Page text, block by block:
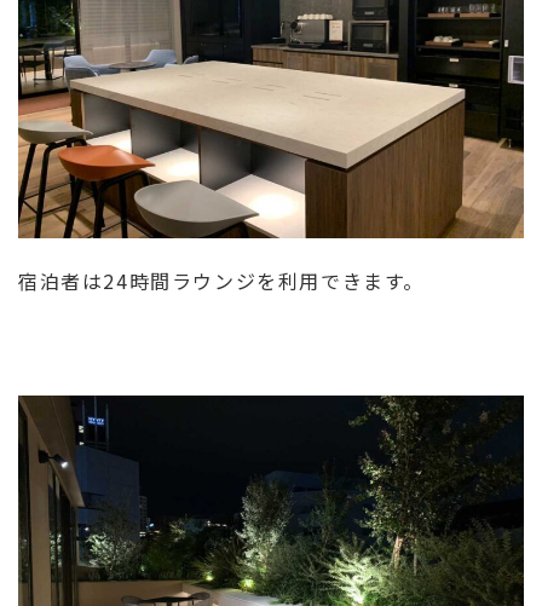
宿泊者は24時間ラウンジを利用できます。